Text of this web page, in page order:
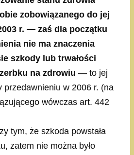
zobowiązanego do jej
r. — zaś dla początku
nie ma znaczenia
szkody lub trwałości
na zdrowiu — to jej
przedawnieniu w 2006 r. (na
wówczas art. 442
tym, że szkoda powstała
zatem nie można było